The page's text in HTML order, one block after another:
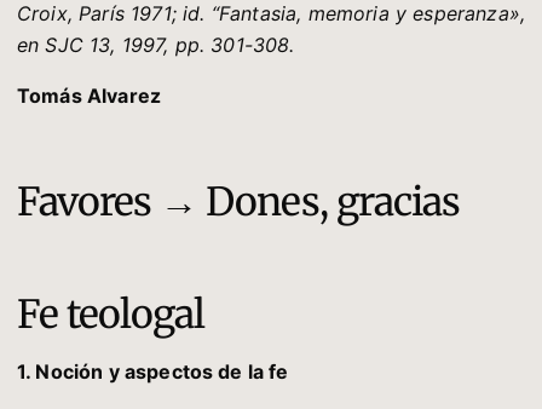
Croix, París 1971; id. “Fantasia, memoria y esperanza»,
en SJC 13, 1997, pp. 301-308.
Tomás Alvarez
Favores → Dones, gracias
Fe teologal
1. Noción y aspectos de la fe